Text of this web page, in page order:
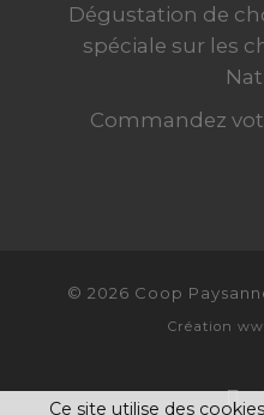
Dégustation de
spéciale sur les
Commandez
© 2026 Coop
Création
Ce site utilise des cookies